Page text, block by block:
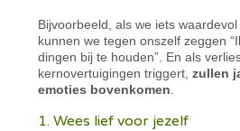
Bijvoorbeeld, als we iets
kunnen we tegen onszelf zeggen
dingen bij te houden”. En als
kernovertuigingen triggert,zullen
emoties bovenkomen
1. Wees lief voor jezelf